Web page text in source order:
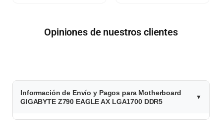
Opiniones de nuestros clientes
$
3
8
Información de Envío y Pagos para Motherboard
GIGABYTE Z790 EAGLE AX LGA1700 DDR5